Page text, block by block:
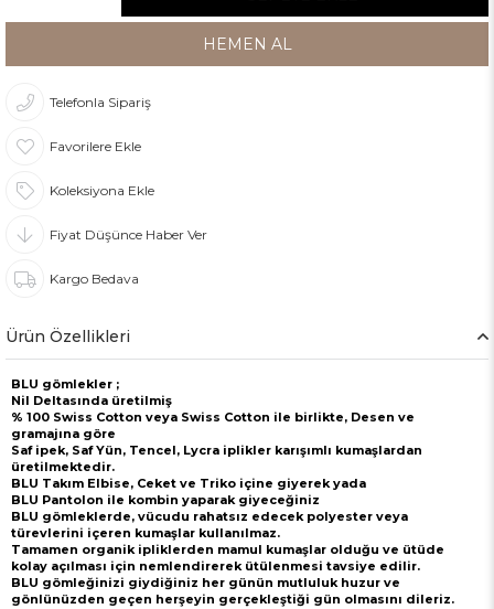
Telefonla Sipariş
Favorilere Ekle
Koleksiyona Ekle
Fiyat Düşünce Haber Ver
Kargo Bedava
Ürün Özellikleri
BLU gömlekler ;
Nil Deltasında üretilmiş
% 100 Swiss Cotton veya Swiss Cotton ile birlikte, Desen ve
gramajına göre
Saf ipek, Saf Yün, Tencel, Lycra iplikler karışımlı kumaşlardan
üretilmektedir.
BLU Takım Elbise, Ceket ve Triko içine giyerek yada
BLU Pantolon ile kombin yaparak giyeceğiniz
BLU gömleklerde, vücudu rahatsız edecek polyester veya
türevlerini içeren kumaşlar kullanılmaz.
Tamamen organik ipliklerden mamul kumaşlar olduğu ve ütüde
kolay açılması için nemlendirerek ütülenmesi tavsiye edilir.
BLU gömleğinizi giydiğiniz her günün mutluluk huzur ve
gönlünüzden geçen herşeyin gerçekleştiği gün olmasını dileriz.